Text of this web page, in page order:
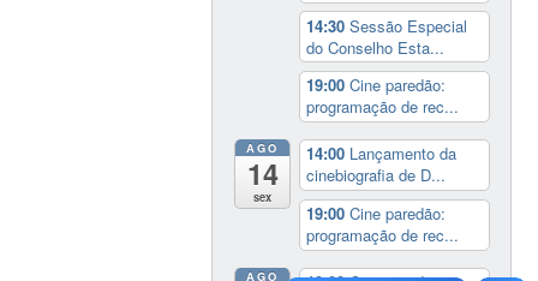
14:30Sessão Especial
do Conselho Esta...
19:00Cine paredão:
programação de rec...
AGO
14
sex
14:00 Lançamento da
cinebiografia de D...
19:00Cine paredão:
programação de rec...
AGO